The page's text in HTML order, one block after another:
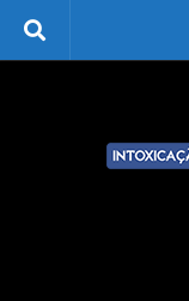
Skip to content